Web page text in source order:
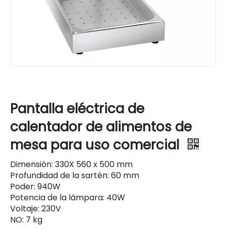
Pantalla eléctrica de
calentador de alimentos de
mesa para uso comercial
Dimensión: 330X 560 x 500 mm
Profundidad de la sartén: 60 mm
Poder: 940W
Potencia de la lámpara: 40W
Voltaje: 230V
NO: 7 kg